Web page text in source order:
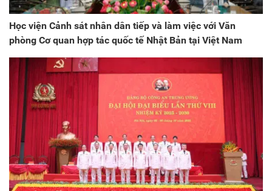
Học viện Cảnh sát nhân dân tiếp và làm việc với Văn
phòng Cơ quan hợp tác quốc tế Nhật Bản tại Việt Nam